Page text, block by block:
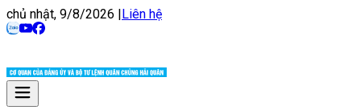
chủ nhật, 9/8/2026 |Liên hệ